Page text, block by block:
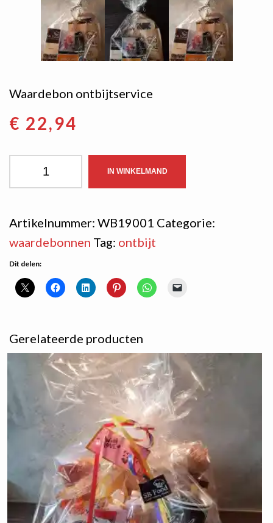
Waardebon ontbijtservice
€ 22,94
Waardebon
IN WINKELMAND
Artikelnummer: WB19001 Categorie:
waardebonnen Tag: ontbijt
Dit delen:
Gerelateerde producten